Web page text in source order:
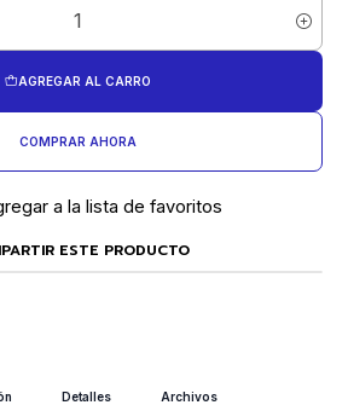
AGREGAR AL CARRO
COMPRAR AHORA
a la lista de favoritos
ESTE PRODUCTO
Detalles Archivos